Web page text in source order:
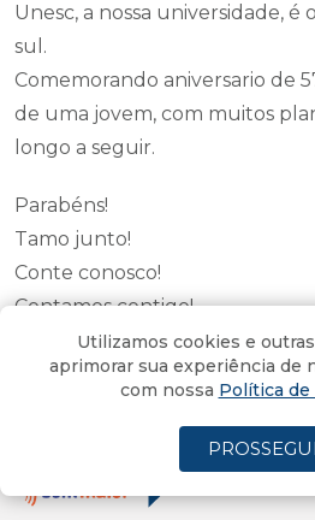
Unesc, a nossa universidade,
sul.
Comemorando aniversario de
de uma jovem, com muitos
longo a seguir.
Parabéns!
Tamo junto!
Conte conosco!
Contamos contigo!
Utilizamos cookies e
aprimorar sua experiência de
com nossa Política de